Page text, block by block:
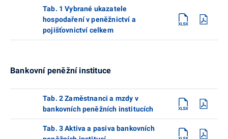
Tab. 1 Vybrané ukazatele
hospodaření v peněžnictví a
pojišťovnictví celkem
Bankovní peněžní instituce
Tab. 2 Zaměstnanci a mzdy v
bankovních peněžních institucích
Tab. 3 Aktiva a pasiva bankovních